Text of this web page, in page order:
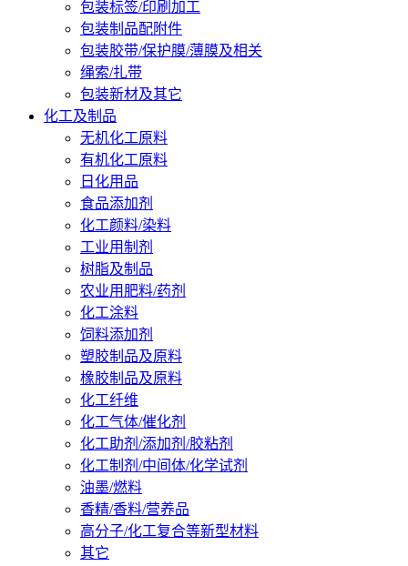
包装标签/印刷加工
包装制品配附件
包装胶带/保护膜/薄膜及相关
绳索/扎带
包装新材及其它
化工及制品
无机化工原料
有机化工原料
日化用品
食品添加剂
化工颜料/染料
工业用制剂
树脂及制品
农业用肥料/药剂
化工涂料
饲料添加剂
塑胶制品及原料
橡胶制品及原料
化工纤维
化工气体/催化剂
化工助剂/添加剂/胶粘剂
化工制剂/中间体/化学试剂
油墨/燃料
香精/香料/营养品
高分子/化工复合等新型材料
其它